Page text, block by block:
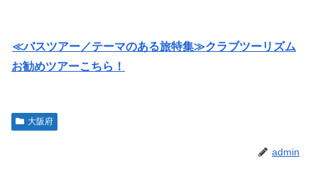
≪バスツアー／テーマのある旅特集≫クラブツーリズム
お勧めツアーこちら！
大阪府
admin